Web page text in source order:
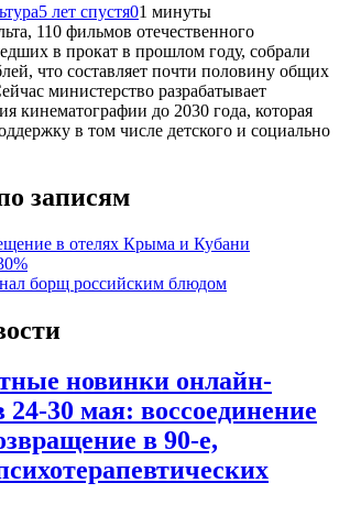
5 лет спустя01 минуты
110 фильмов отечественного
в прокат в прошлом году, собрали
что составляет почти половину общих
министерство разрабатывает
кинематографии до 2030 года, которая
в том числе детского и социально
записям
в отелях Крыма и Кубани
борщ российским блюдом
новинки онлайн-
24-30 мая: воссоединение
в 90-е,